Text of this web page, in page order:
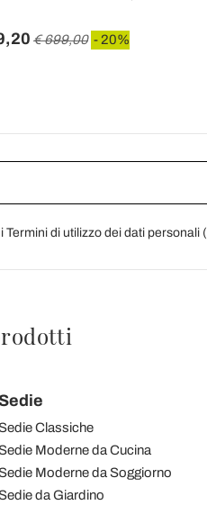
€ 699,00 - 20%
Termini di utilizzo dei dati personali (
Classiche
Moderne da Cucina
Moderne da Soggiorno
da Giardino